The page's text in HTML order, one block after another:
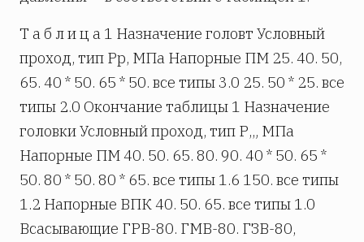
Т а б л и ц а 1 Назначение головт Условный
проход, тип Рр, МПа Напорные ПМ 25. 40. 50,
65. 40 * 50. 65 * 50. все типы 3.0 25. 50 * 25. все
типы 2.0 Окончание таблицы 1 Назначение
головки Условный проход, тип Р,„ МПа
Напорные ПМ 40. 50. 65. 80. 90. 40 * 50. 65 *
50. 80 * 50. 80 * 65. все типы 1.6 150. все типы
1.2 Напорные ВПК 40. 50. 65. все типы 1.0
Всасывающие ГРВ-80. ГМВ-80. ГЗВ-80,